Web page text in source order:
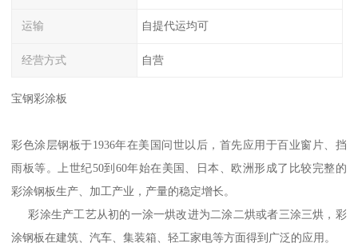
运输 自提代运均可
经营方式 自营
宝钢彩涂板
彩色涂层钢板于1936年在美国问世以后，首先应用于百业窗片、挡
雨板等。上世纪50到60年始在美国、日本、欧洲形成了比较完整的
彩涂钢板生产、加工产业，产量的稳定增长。
彩涂生产工艺从初的一涂一烘改进为二涂二烘或者三涂三烘，彩
涂钢板在建筑、汽车、集装箱、轻工家电等方面得到广泛的应用。